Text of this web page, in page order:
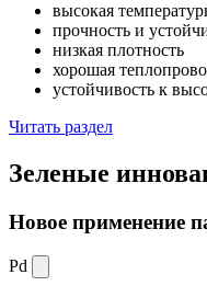
высокая
прочность и
низкая плотность
хорошая
устойчивость к
Читать раздел
Зеленые
Новое применение
Pd